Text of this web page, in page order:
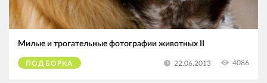
Милые и трогательные фотографии животных II
ПОДБОРКА 22.06.2013 4086